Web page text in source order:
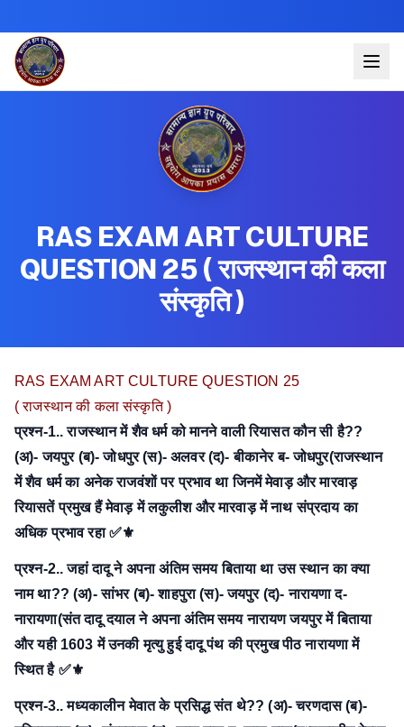
RAS EXAM ART CULTURE
QUESTION 25 ( राजस्थान की कला
संस्कृति )
RAS EXAM ART CULTURE QUESTION 25
( राजस्थान की कला संस्कृति )
प्रश्न-1.. राजस्थान में शैव धर्म को मानने वाली रियासत कौन सी है??
(अ)- जयपुर (ब)- जोधपुर (स)- अलवर (द)- बीकानेर ब- जोधपुर(राजस्थान
में शैव धर्म का अनेक राजवंशों पर प्रभाव था जिनमें मेवाड़ और मारवाड़
रियासतें प्रमुख हैं मेवाड़ में लकुलीश और मारवाड़ में नाथ संप्रदाय का
अधिक प्रभाव रहा ✅⚜
प्रश्न-2.. जहां दादू ने अपना अंतिम समय बिताया था उस स्थान का क्या
नाम था?? (अ)- सांभर (ब)- शाहपुरा (स)- जयपुर (द)- नारायणा द-
नारायणा(संत दादू दयाल ने अपना अंतिम समय नारायण जयपुर में बिताया
और यही 1603 में उनकी मृत्यु हुई दादू पंथ की प्रमुख पीठ नारायणा में
स्थित है ✅⚜
प्रश्न-3.. मध्यकालीन मेवात के प्रसिद्ध संत थे?? (अ)- चरणदास (ब)-